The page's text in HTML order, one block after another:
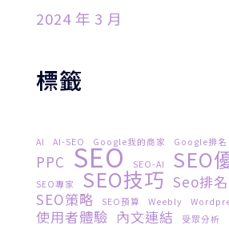
2024 年 3 月
標籤
AI AI-SEO Google我的商家 Google排名
PPC SEO SEO-AI SEO
SEO專家
SEO技巧 Seo排名
SEO策略 SEO預算 Weebly
使用者體驗 內文連結 受眾分析